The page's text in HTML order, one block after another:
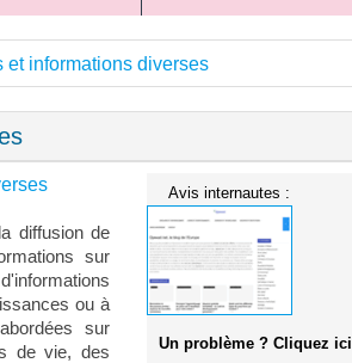
et informations diverses
diffusion de
sur
ou à
sur
de vie, des
Avis internautes :
Un problème ? Cliquez ici